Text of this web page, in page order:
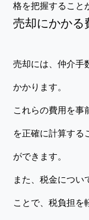
格を把握すること
売却にかかる
売却には、仲介手
かかります。
これらの費用を事
を正確に計算する
ができます。
また、税金につい
ことで、税負担を